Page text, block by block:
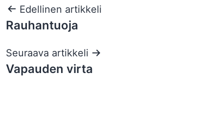
Artikkelien
selaus
Edellinen artikkeli
Rauhantuoja
Seuraava artikkeli
Vapauden virta